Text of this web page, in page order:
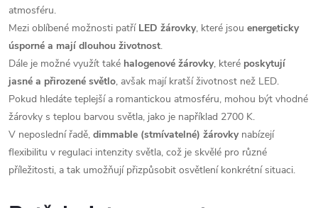
atmosféru.
Mezi oblíbené možnosti patří LED žárovky, které jsou energeticky
úsporné a mají dlouhou životnost.
Dále je možné využít také halogenové žárovky, které poskytují
jasné a přirozené světlo, avšak mají kratší životnost než LED.
Pokud hledáte teplejší a romantickou atmosféru, mohou být vhodné
žárovky s teplou barvou světla, jako je například 2700 K.
V neposlední řadě, dimmable (stmívatelné) žárovkynabízejí
flexibilitu v regulaci intenzity světla, což je skvělé pro různé
příležitosti, a tak umožňují přizpůsobit osvětlení konkrétní situaci.